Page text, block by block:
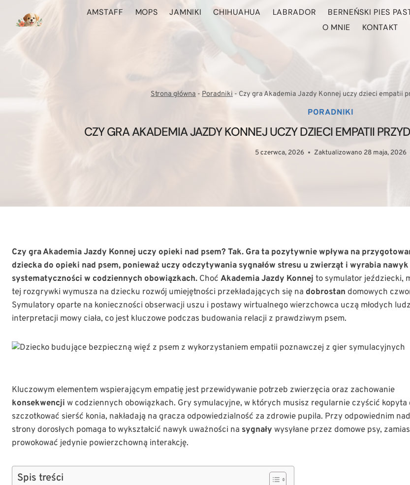
AMSTAFF MOPS JAMNIKI CHIHUAHUA LABRADOR BERNEŃSKI PIES
O MNIE
KONTAKT
Strona główna - Poradniki - Czy gra Akademia Jazdy Konnej uczy dzieci empatii
PORADNIKI
CZY GRA AKADEMIA JAZDY KONNEJ UCZY DZIECI EMPATII
5 czerwca, 2026 Zaktualizowano 28 maja, 2026
Czy gra Akademia Jazdy Konnej uczy opieki nad psem? Tak. Gra ta pozytywnie wpływa na
dziecka do opieki nad psem, ponieważ uczy odczytywania sygnałów stresu u zwierząt i wyrabia nawyk
systematyczności w codziennych obowiązkach. Choć Akademia Jazdy Konnej to symulator jeździecki,
tej rozgrywki wymusza na dziecku rozwój umiejętności przekładających się na dobrostan domowych
Symulatory oparte na konieczności obserwacji uszu i postawy wirtualnego wierzchowca uczą młodych
interpretacji mowy ciała, co jest kluczowe podczas budowania relacji z prawdziwym psem.
Kluczowym elementem wspierającym empatię jest przewidywanie potrzeb zwierzęcia oraz zachowanie
konsekwencji w codziennych obowiązkach. Gry symulacyjne, w których musisz regularnie czyścić kopyta
szczotkować sierść konia, nakładają na gracza odpowiedzialność za zdrowie pupila. Przy odpowiednim
strony dorosłych pomaga to wykształcić nawyk uważności na sygnały wysyłane przez domowe psy,
prowokować jedynie powierzchowną interakcję.
Spis treści